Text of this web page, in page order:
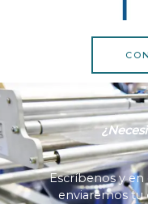
Escríbenos y
enviaremos tu